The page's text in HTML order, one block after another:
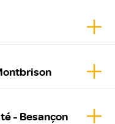
- Besançon